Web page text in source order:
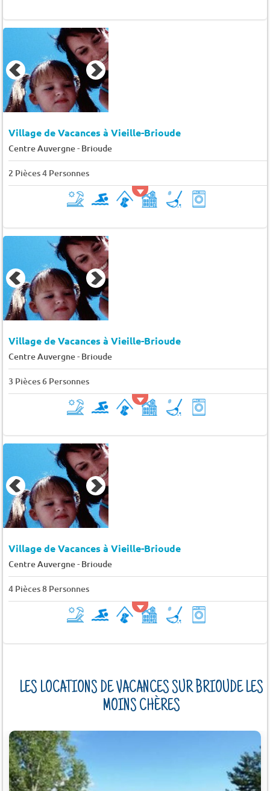
Village de Vacances à Vieille-Brioude
Centre Auvergne- Brioude
2 Pièces 4 Personnes
Village de Vacances à Vieille-Brioude
Centre Auvergne- Brioude
3 Pièces 6 Personnes
Village de Vacances à Vieille-Brioude
Centre Auvergne- Brioude
4 Pièces 8 Personnes
LES LOCATIONS DE VACANCES SUR BRIOUDE LES
MOINS CHÈRES